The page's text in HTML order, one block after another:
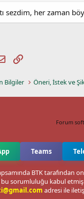
sezdim, her zaman
E-postaLink
Bilgiler Öneri, İstek ve
Forum
Teams
BTK
sorumluluğu kabul etmiş
adresi ile